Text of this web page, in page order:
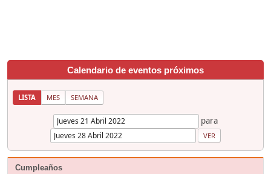
Calendario de eventos próximos
LISTA MES SEMANA
para
Cumpleaños